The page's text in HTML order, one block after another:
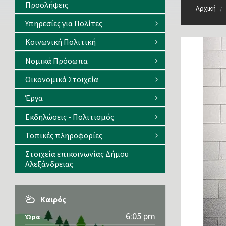
Αρχική /
Προσλήψεις
Υπηρεσίες για Πολίτες
Κοινωνική Πολιτική
Νομικά Πρόσωπα
Οικονομικά Στοιχεία
Έργα
Εκδηλώσεις - Πολιτισμός
Τοπικές πληροφορίες
Στοιχεία επικοινωνίας Δήμου
Αλεξάνδρειας
Καιρός
Ώρα 6:05 pm